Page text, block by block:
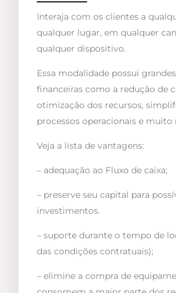
Interaja com os clientes a
qualquer lugar, em qualquer
qualquer dispositivo.
Essa modalidade possui
financeiras como a redução de
otimização dos recursos,
processos operacionais e muito
Veja a lista de vantagens:
– adequação ao Fluxo de caixa;
– preserve seu capital para
investimentos.
– suporte durante o tempo de
das condições contratuais);
– elimine a compra de